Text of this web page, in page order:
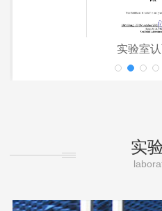
实验室
实